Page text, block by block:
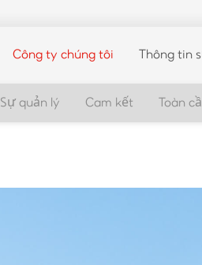
Công ty chúng tôi
Sự quản lý Cam kết Toàn
Thông tin